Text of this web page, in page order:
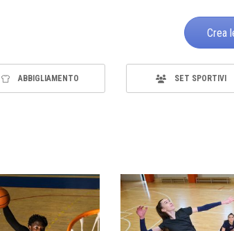
Crea
ABBIGLIAMENTO SET SPORTIVI